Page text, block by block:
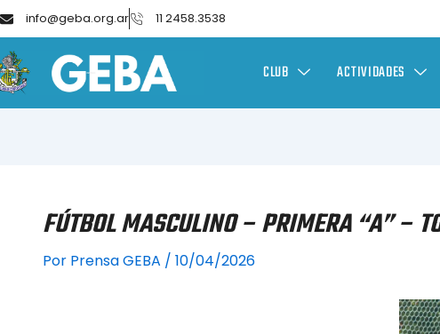
info@geba.org.ar 11 2458.3538
CLUB ACTIVIDADES
FÚTBOL MASCULINO – PRIMERA “A” –
Por Prensa GEBA / 10/04/2026